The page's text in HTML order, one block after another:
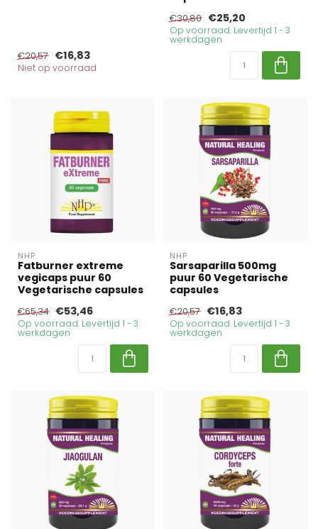
€20,57 €16,83
Niet op voorraad
€30,80 €25,20
Op voorraad. Levertijd 1 - 3
werkdagen
NHP
Fatburner extreme
vegicaps puur 60
Vegetarische capsules
€65,34 €53,46
Op voorraad. Levertijd 1 - 3
werkdagen
NHP
Sarsaparilla 500mg
puur 60 Vegetarische
capsules
€20,57 €16,83
Op voorraad. Levertijd 1 - 3
werkdagen